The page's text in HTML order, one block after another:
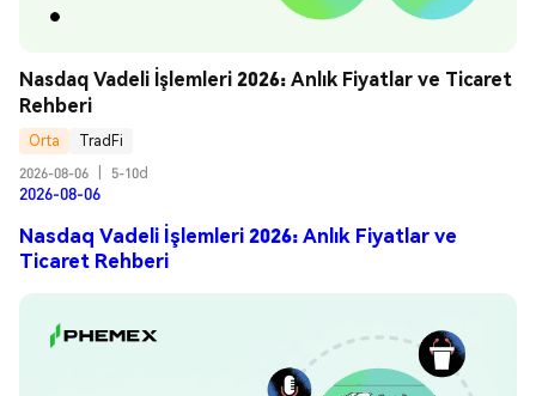
Nasdaq Vadeli İşlemleri 2026: Anlık Fiyatlar ve Ticaret
Rehberi
Orta
TradFi
2026-08-06
5-10d
2026-08-06
Nasdaq Vadeli İşlemleri 2026: Anlık Fiyatlar ve
Ticaret Rehberi